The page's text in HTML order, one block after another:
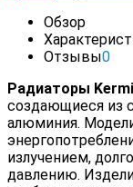
Обзор
Отзывы0
Радиаторы
создающиеся из
алюминия.
излучением,
давлению.